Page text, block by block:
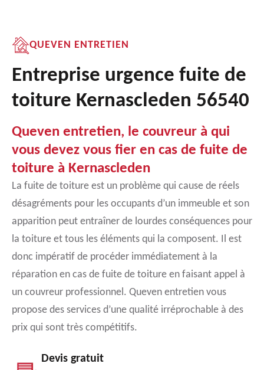
QUEVEN ENTRETIEN
Entreprise urgence fuite de
toiture Kernascleden 56540
Queven entretien, le couvreur à qui
vous devez vous fier en cas de fuite de
toiture à Kernascleden
La fuite de toiture est un problème qui cause de réels
désagréments pour les occupants d’un immeuble et son
apparition peut entraîner de lourdes conséquences pour
la toiture et tous les éléments qui la composent. Il est
donc impératif de procéder immédiatement à la
réparation en cas de fuite de toiture en faisant appel à
un couvreur professionnel. Queven entretien vous
propose des services d’une qualité irréprochable à des
prix qui sont très compétitifs.
Devis gratuit